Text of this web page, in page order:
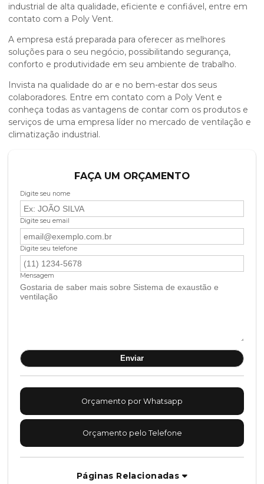
industrial de alta qualidade, eficiente e confiável, entre em
contato com a Poly Vent.
A empresa está preparada para oferecer as melhores
soluções para o seu negócio, possibilitando segurança,
conforto e produtividade em seu ambiente de trabalho.
Invista na qualidade do ar e no bem-estar dos seus
colaboradores. Entre em contato com a Poly Vent e
conheça todas as vantagens de contar com os produtos e
serviços de uma empresa líder no mercado de ventilação e
climatização industrial.
FAÇA UM ORÇAMENTO
Digite seu nome
Digite seu email
Digite seu telefone
Mensagem
Orçamento por Whatsapp
Orçamento pelo Telefone
Páginas Relacionadas